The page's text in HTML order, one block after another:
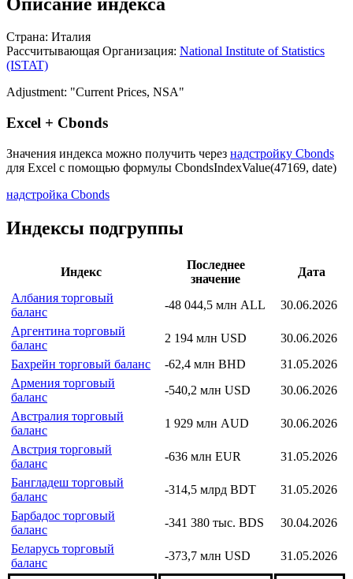
Страна: Италия
Рассчитывающая Организация: National Institute of Statistics
(ISTAT)
Adjustment: "Current Prices, NSA"
Excel + Cbonds
Значения индекса можно получить через надстройку Cbonds
для Excel с помощью формулы CbondsIndexValue(47169, date)
надстройка Cbonds
Индексы подгруппы
Индекс
Последнее
значение
Дата
Албания торговый
баланс
-48 044,5 млн ALL
30.06.2026
Аргентина торговый
баланс
2 194 млн USD
30.06.2026
Бахрейн торговый баланс
-62,4 млн BHD
31.05.2026
Армения торговый
баланс
-540,2 млн USD
30.06.2026
Австралия торговый
баланс
1 929 млн AUD
30.06.2026
Австрия торговый
баланс
-636 млн EUR
31.05.2026
Бангладеш торговый
баланс
-314,5 млрд BDT
31.05.2026
Барбадос торговый
баланс
-341 380 тыс. BDS
30.04.2026
Беларусь торговый
баланс
-373,7 млн USD 31.05.2026